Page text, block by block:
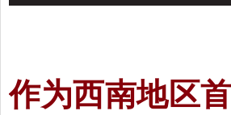
作为西南地区